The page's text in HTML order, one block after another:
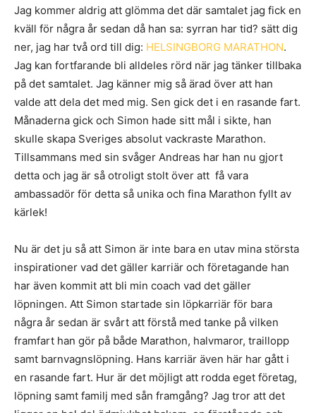
Jag kommer aldrig att glömma det där samtalet jag fick en
kväll för några år sedan då han sa: syrran har tid? sätt dig
ner, jag har två ord till dig: HELSINGBORG MARATHON.
Jag kan fortfarande bli alldeles rörd när jag tänker tillbaka
på det samtalet. Jag känner mig så ärad över att han
valde att dela det med mig. Sen gick det i en rasande fart.
Månaderna gick och Simon hade sitt mål i sikte, han
skulle skapa Sveriges absolut vackraste Marathon.
Tillsammans med sin svåger Andreas har han nu gjort
detta och jag är så otroligt stolt över att få vara
ambassadör för detta så unika och fina Marathon fyllt av
kärlek!
Nu är det ju så att Simon är inte bara en utav mina största
inspirationer vad det gäller karriär och företagande han
har även kommit att bli min coach vad det gäller
löpningen. Att Simon startade sin löpkarriär för bara
några år sedan är svårt att förstå med tanke på vilken
framfart han gör på både Marathon, halvmaror, traillopp
samt barnvagnslöpning. Hans karriär även här har gått i
en rasande fart. Hur är det möjligt att rodda eget företag,
löpning samt familj med sån framgång? Jag tror att det